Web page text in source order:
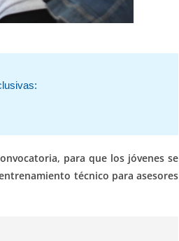
para que los jóvenes se
técnico para asesores